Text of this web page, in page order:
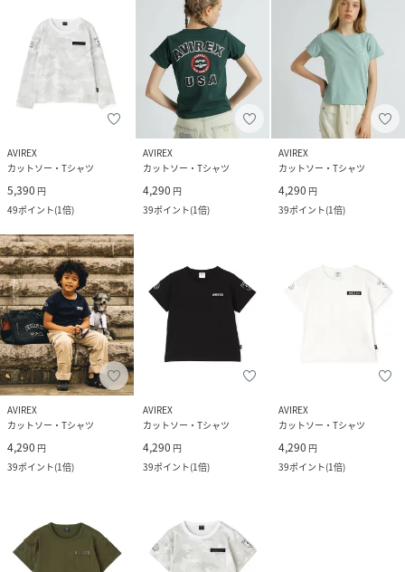
AVIREX
カットソー・Tシャツ
5,390 円
49ポイント(1倍)
AVIREX
カットソー・Tシャツ
4,290 円
39ポイント(1倍)
AVIREX
カットソー・Tシャツ
4,290 円
39ポイント(1倍)
AVIREX
カットソー・Tシャツ
4,290 円
39ポイント(1倍)
AVIREX
カットソー・Tシャツ
4,290 円
39ポイント(1倍)
AVIREX
カットソー・Tシャツ
4,290 円
39ポイント(1倍)